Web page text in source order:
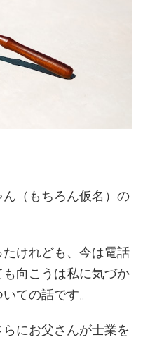
（もちろん仮名）の
けれども、今は電話
向こうは私に気づか
ての話です。
にお父さんが士業を